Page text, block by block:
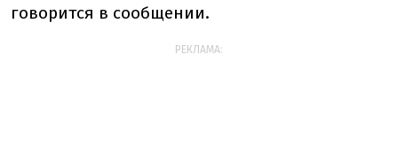
говорится в сообщении.
РЕКЛАМА: